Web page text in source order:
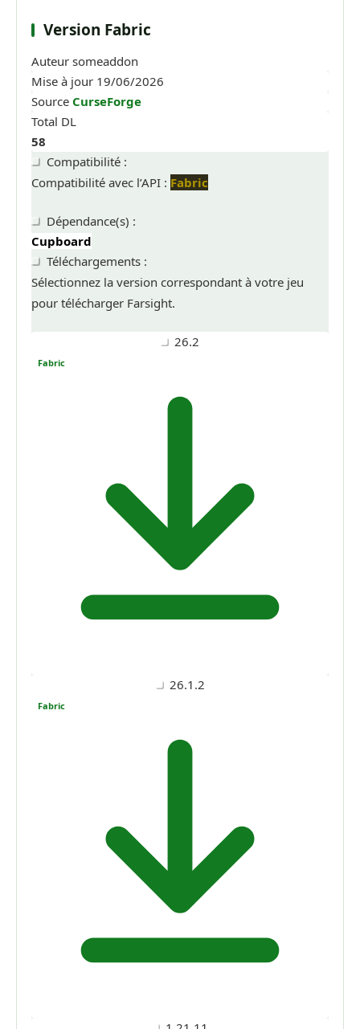
Version Fabric
Auteur someaddon
Mise à jour 19/06/2026
Source CurseForge
Total DL
58
Compatibilité :
Compatibilité avec l’API : Fabric
Dépendance(s) :
Cupboard
Téléchargements :
Sélectionnez la version correspondant à votre jeu
pour télécharger Farsight.
26.2
Fabric
26.1.2
Fabric